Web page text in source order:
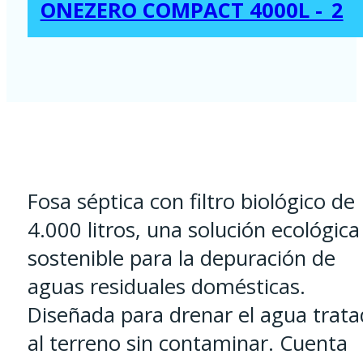
ONEZERO COMPACT 4000L -_2
Fosa séptica con filtro biológico de
4.000 litros, una solución
sostenible para la depuración de
aguas residuales domésticas.
Diseñada para drenar el agua
al terreno sin contaminar. Cuenta